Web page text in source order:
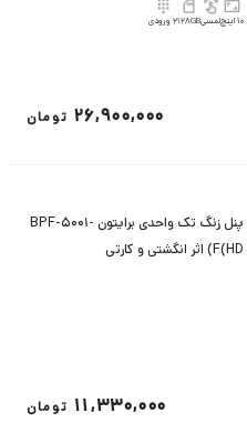
10 اینچ لمسی128GB2 ورودی
26,900,000 تومان
پنل زنگ تک واحدی برایتون BPF-5001-
F(HD) اثر انگشتی و کارتی
11,330,000 تومان